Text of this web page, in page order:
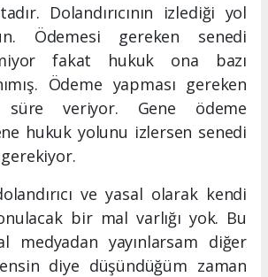
Dolandırıcının izlediği yol
Ödemesi gereken senedi
fakat hukuk ona bazı
Ödeme yapması gereken
veriyor. Gene ödeme
hukuk yolunu izlersen senedi
ve yasal olarak kendi
bir mal varlığı yok. Bu
medyadan yayınlarsam diğer
diye düşündüğüm zaman